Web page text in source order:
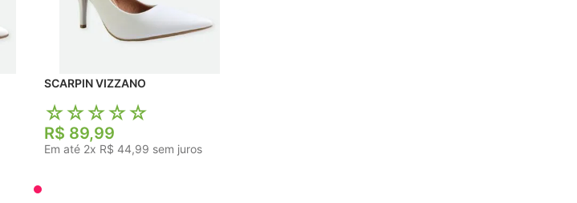
SCARPIN VIZZANO
☆☆☆☆☆
R$ 89,99
Em até 2x R$ 44,99 sem juros